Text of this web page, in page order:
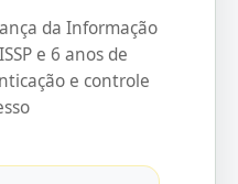
da Informação
e 6 anos de
e controle